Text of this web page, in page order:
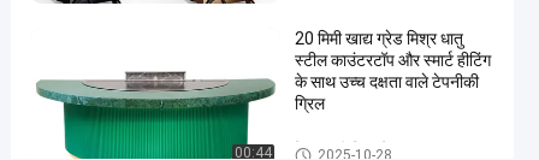
ग
00:44
20 मिमी खाद्य ग्रेड मिश्र धातु
स्टील काउंटरटॉप और स्मार्ट हीटिंग
के साथ उच्च दक्षता वाले टेपनीकी
ग्रिल
टेपपानाकी ग्रिल टेबल
2025-10-28